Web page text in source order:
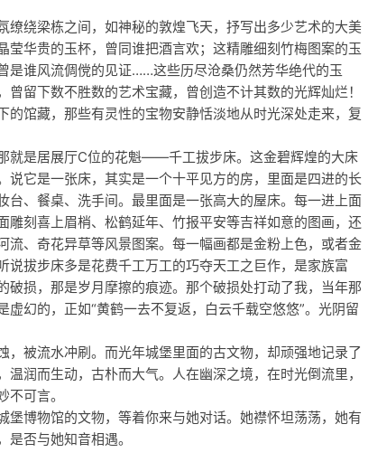
绕梁栋之间，如神秘的敦煌飞天，抒写出多少艺术的大美
华贵的玉杯，曾同谁把酒言欢；这精雕细刻竹梅图案的玉
是谁风流倜傥的见证……这些历尽沧桑仍然芳华绝代的玉
留下数不胜数的艺术宝藏，曾创造不计其数的光辉灿烂！
馆藏，那些有灵性的宝物安静恬淡地从时光深处走来，复
就是居展厅C位的花魁——千工拔步床。这金碧辉煌的大床
它是一张床，其实是一个十平见方的房，里面是四进的长
台、餐桌、洗手间。最里面是一张高大的屋床。每一进上面
刻喜上眉梢、松鹤延年、竹报平安等吉祥如意的图画，还
流、奇花异草等风景图案。每一幅画都是金粉上色，或者金
拔步床多是花费千工万工的巧夺天工之巨作，是家族富
损，那是岁月摩擦的痕迹。那个破损处打动了我，当年那
幻的，正如“黄鹤一去不复返，白云千载空悠悠”。光阴留
被流水冲刷。而光年城堡里面的古文物，却顽强地记录了
润而生动，古朴而大气。人在幽深之境，在时光倒流里，
可言。
博物馆的文物，等着你来与她对话。她襟怀坦荡荡，她有
否与她知音相遇。